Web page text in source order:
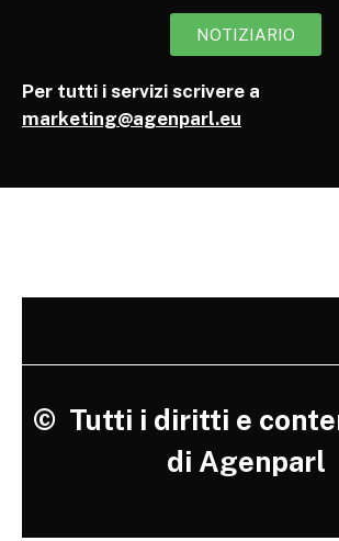
NOTIZIARIO
Per tutti i servizi scrivere a
marketing@agenparl.eu
© Tutti i diritti e
di Agenparl